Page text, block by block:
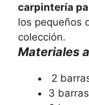
carpintería
los pequeños
colección.
Materiales
2
3